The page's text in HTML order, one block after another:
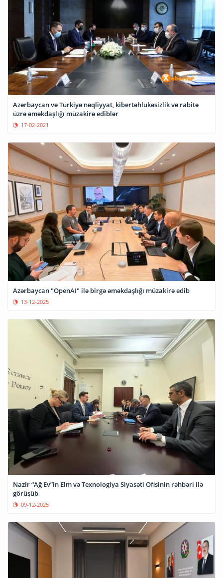
Azərbaycan və Türkiyə nəqliyyat, kibertəhlükəsizlik və rabitə
üzrə əməkdaşlığı müzakirə ediblər
17-02-2021
Azərbaycan "OpenAI" ilə birgə əməkdaşlığı müzakirə edib
13-12-2025
Nazir “Ağ Ev”in Elm və Texnologiya Siyasəti Ofisinin rəhbəri ilə
görüşüb
09-12-2025